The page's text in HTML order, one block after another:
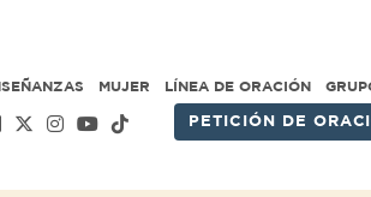
MUJER LÍNEA DE ORACIÓN
PETICIÓN DE